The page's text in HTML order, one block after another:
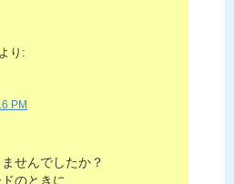
より:
PM
せんでしたか？
のときに、